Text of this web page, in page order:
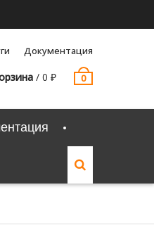
Документация
/ 0 ₽ 0